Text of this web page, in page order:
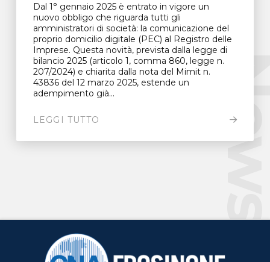
Dal 1° gennaio 2025 è entrato in vigore un
nuovo obbligo che riguarda tutti gli
amministratori di società: la comunicazione del
proprio domicilio digitale (PEC) al Registro delle
Imprese. Questa novità, prevista dalla legge di
bilancio 2025 (articolo 1, comma 860, legge n.
207/2024) e chiarita dalla nota del Mimit n.
43836 del 12 marzo 2025, estende un
adempimento già...
LEGGI TUTTO